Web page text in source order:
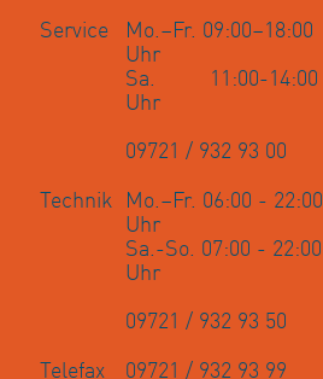
Service
Mo.–Fr. 09:00–18:00
Uhr
Sa. 11:00-14:00
Uhr
09721 / 932 93 00
Technik
Mo.–Fr. 06:00 - 22:00
Uhr
Sa.-So. 07:00 - 22:00
Uhr
09721 / 932 93 50
Telefax
09721 / 932 93 99